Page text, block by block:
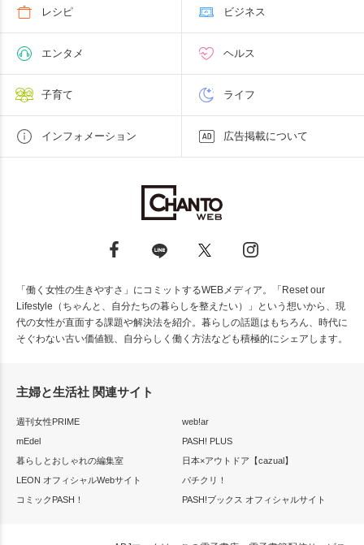
レシピ ビジネス
エンタメ ヘルス
子育て ライフ
インフォメーション 広告掲載について
「働く女性の生きやすさ」にコミットするWEBメディア。「Reset our
Lifestyle（ちゃんと、自分たちの暮らしを整えたい）」という想いから、現
代の女性が直面する課題や解決法を紹介。暮らしの話題はもちろん、時代に
そぐわない古い価値観、自分らしく働く方法なども積極的にシェアします。
主婦と生活社 関連サイト
週刊女性PRIME
web!ar
mEdel
PASH! PLUS
暮らしとおしゃれの編集室
日本×アウトドア【cazual】
LEON オフィシャルWebサイト
パチクリ！
コミックPASH！
PASH!ブックス オフィシャルサイト